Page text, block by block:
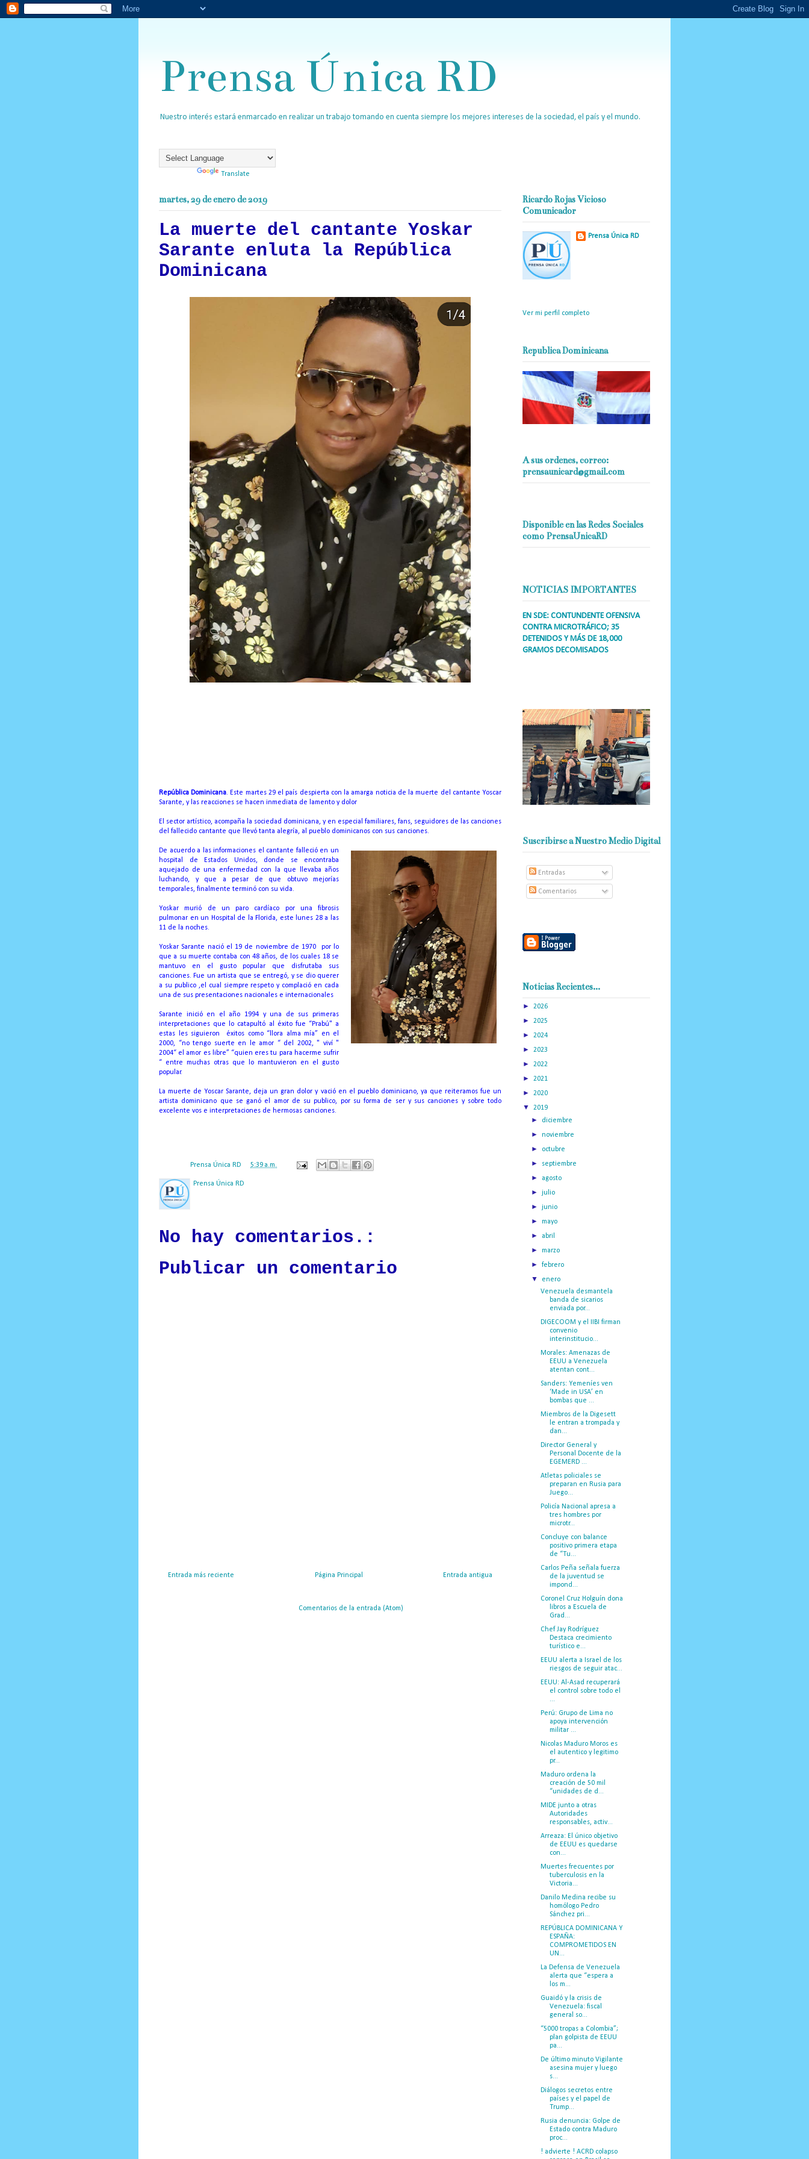
Prensa Única RD
Nuestro interés estará enmarcado en realizar un trabajo tomando en cuenta siempre los mejores intereses de la sociedad, el país y el mundo.
Translate
martes, 29 de enero de 2019
La muerte del cantante Yoskar
Sarante enluta la República
Dominicana
República Dominicana. Este martes 29 el país despierta con la amarga noticia de la muerte del cantante Yoscar
Sarante, y las reacciones se hacen inmediata de lamento y dolor
El sector artístico, acompaña la sociedad dominicana, y en especial familiares, fans, seguidores de las canciones
del fallecido cantante que llevó tanta alegría, al pueblo dominicanos con sus canciones.
De acuerdo a las informaciones el cantante falleció en un
hospital de Estados Unidos, donde se encontraba
aquejado de una enfermedad con la que llevaba años
luchando, y que a pesar de que obtuvo mejorías
temporales, finalmente terminó con su vida.
Yoskar murió de un paro cardíaco por una fibrosis
pulmonar en un Hospital de la Florida, este lunes 28 a las
11 de la noches.
Yoskar Sarante nació el 19 de noviembre de 1970
por lo
que a su muerte contaba con 48 años, de los cuales 18 se
mantuvo en el gusto popular que disfrutaba sus
canciones. Fue un artista que se entregó, y se dio querer
a su publico ,el cual siempre respeto y complació en cada
una de sus presentaciones nacionales e internacionales
Sarante inició en el año 1994 y una de sus primeras
interpretaciones que lo catapultó al éxito fue “Prabú" a
estas les siguieron
éxitos como “llora alma mía” en el
2000, “no tengo suerte en le amor “ del 2002, " viví "
2004“ el amor es libre” “quien eres tu para hacerme sufrir
“ entre muchas otras que lo mantuvieron en el gusto
popular.
La muerte de Yoscar Sarante, deja un gran dolor y vació en el pueblo dominicano, ya que reiteramos fue un
artista dominicano que se ganó el amor de su publico, por su forma de ser y sus canciones y sobre todo
excelente vos e interpretaciones de hermosas canciones.
Prensa Única RD 5:39 a.m.
Prensa Única RD
No hay comentarios.:
Publicar un comentario
Entrada más reciente Entrada antigua
Página Principal
Comentarios de la entrada (Atom)
Ricardo Rojas Vicioso
Comunicador
Prensa Única RD
Ver mi perfil completo
Republica Dominicana
A sus ordenes, correo:
prensaunicard@gmail.com
Disponible en las Redes Sociales
como PrensaUnicaRD
NOTICIAS IMPORTANTES
EN SDE: CONTUNDENTE OFENSIVA
CONTRA MICROTRÁFICO; 35
DETENIDOS Y MÁS DE 18,000
GRAMOS DECOMISADOS
Suscribirse a Nuestro Medio Digital
Entradas
Comentarios
Noticias Recientes...
► 2026
► 2025
► 2024
► 2023
► 2022
► 2021
► 2020
▼ 2019
► diciembre
►noviembre
► octubre
► septiembre
► agosto
►julio
►junio
►mayo
► abril
►marzo
►febrero
▼ enero
Venezuela desmantela
banda de sicarios
enviada por...
DIGECOOM y el IIBI firman
convenio
interinstitucio...
Morales: Amenazas de
EEUU a Venezuela
atentan cont...
Sanders: Yemeníes ven
‘Made in USA’ en
bombas que ...
Miembros de la Digesett
le entran a trompada y
dan...
Director General y
Personal Docente de la
EGEMERD ...
Atletas policiales se
preparan en Rusia para
Juego...
Policía Nacional apresa a
tres hombres por
microtr...
Concluye con balance
positivo primera etapa
de “Tu...
Carlos Peña señala fuerza
de la juventud se
impond...
Coronel Cruz Holguín dona
libros a Escuela de
Grad...
Chef Jay Rodríguez
Destaca crecimiento
turístico e...
EEUU alerta a Israel de los
riesgos de seguir atac...
EEUU: Al-Asad recuperará
el control sobre todo el
...
Perú: Grupo de Lima no
apoya intervención
militar ...
Nicolas Maduro Moros es
el autentico y legitimo
pr...
Maduro ordena la
creación de 50 mil
“unidades de d...
MIDE junto a otras
Autoridades
responsables, activ...
Arreaza: El único objetivo
de EEUU es quedarse
con...
Muertes frecuentes por
tuberculosis en la
Victoria...
Danilo Medina recibe su
homólogo Pedro
Sánchez pri...
REPÚBLICA DOMINICANA Y
ESPAÑA:
COMPROMETIDOS EN
UN...
La Defensa de Venezuela
alerta que “espera a
los m...
Guaidó y la crisis de
Venezuela: fiscal
general so...
“5000 tropas a Colombia”;
plan golpista de EEUU
pa...
De último minuto Vigilante
asesina mujer y luego
s...
Diálogos secretos entre
países y el papel de
Trump...
Rusia denuncia: Golpe de
Estado contra Maduro
proc...
! advierte ! ACRD colapso